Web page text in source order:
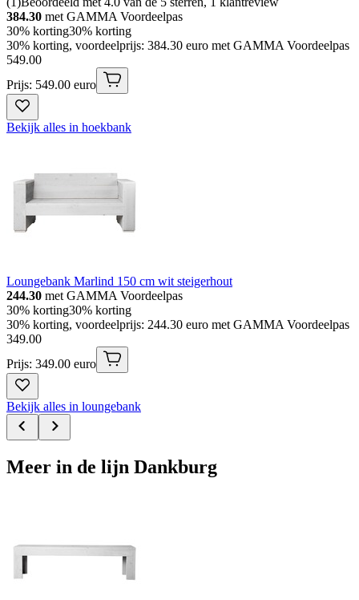
384.30 met GAMMA Voordeelpas
30% korting30% korting
30% korting, voordeelprijs: 384.30 euro met GAMMA Voordeelpas
549.00
Prijs: 549.00 euro
Bekijk alles in hoekbank
Loungebank Marlind 150 cm wit steigerhout
244.30 met GAMMA Voordeelpas
30% korting30% korting
30% korting, voordeelprijs: 244.30 euro met GAMMA Voordeelpas
349.00
Prijs: 349.00 euro
Bekijk alles in loungebank
Meer in de lijn Dankburg